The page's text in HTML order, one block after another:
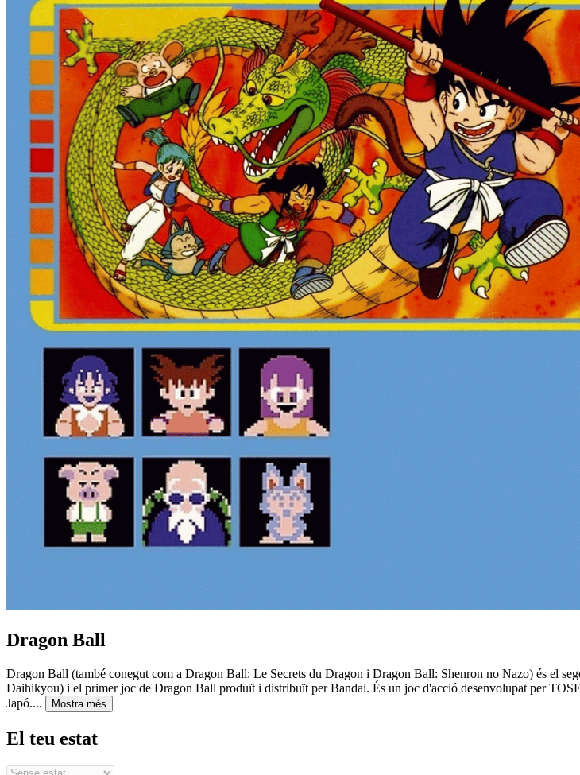
Dragon Ball
Dragon Ball (també conegut com a Dragon Ball: Le Secrets du Dragon i Dragon Ball: Shenron no Nazo) és el
Daihikyou) i el primer joc de Dragon Ball produït i distribuït per Bandai. És un joc d'acció desenvolupat per
Japó....
Mostra més
El teu estat